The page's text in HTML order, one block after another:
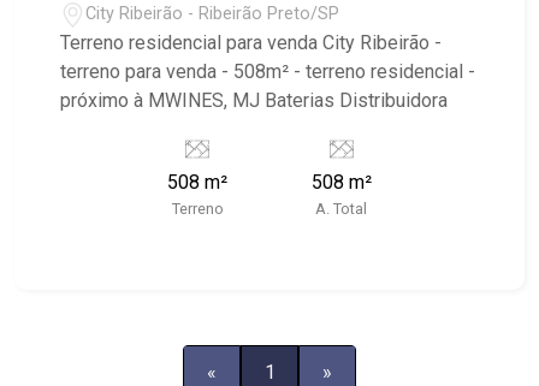
City Ribeirão - Ribeirão Preto/SP
Terreno residencial para venda City Ribeirão -
terreno para venda - 508m² - terreno residencial -
próximo à MWINES, MJ Baterias Distribuidora
508 m²
Terreno
508 m²
A. Total
« 1 »